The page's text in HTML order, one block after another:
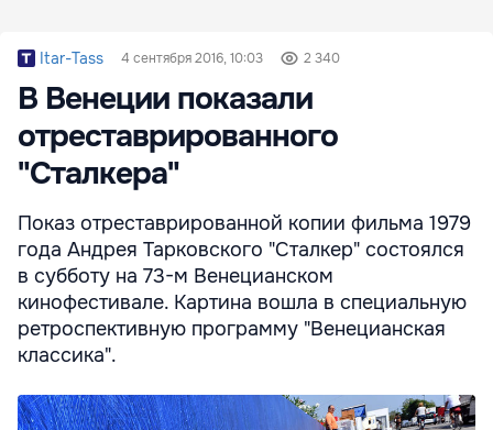
Itar-Tass 4 сентября 2016, 10:03 2 340
В Венеции показали
отреставрированного
"Сталкера"
Показ отреставрированной копии фильма 1979
года Андрея Тарковского "Сталкер" состоялся
в субботу на 73-м Венецианском
кинофестивале. Картина вошла в специальную
ретроспективную программу "Венецианская
классика".